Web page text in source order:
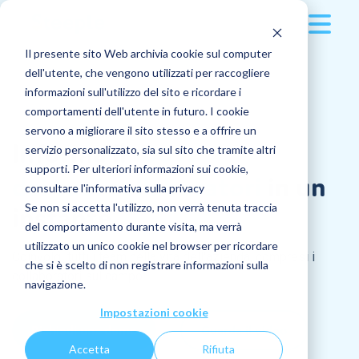
Il presente sito Web archivia cookie sul computer
dell'utente, che vengono utilizzati per raccogliere
informazioni sull'utilizzo del sito e ricordare i
comportamenti dell'utente in futuro. I cookie
servono a migliorare il sito stesso e a offrire un
servizio personalizzato, sia sul sito che tramite altri
supporti. Per ulteriori informazioni sui cookie,
consultare l'informativa sulla privacy
Se non si accetta l'utilizzo, non verrà tenuta traccia
del comportamento durante visita, ma verrà
utilizzato un unico cookie nel browser per ricordare
che si è scelto di non registrare informazioni sulla
navigazione.
Impostazioni cookie
Accetta Rifiuta
Soluzione
Multidevice
Applicazioni
Pubblicazioni
Messaggistica
Docs
Funzionalità
Clienti
Referenze dei clienti
Manifatturiero
Edilizia e costruzioni
GDO
Scopri tutto
Prezzi
Risorse
Ultimi articoli
Scoprire
Azienda: come fare per cambiare lavoro?
Azienda
L'azienda
Richiedi una demo
Informa il100%
deituoicollaboratori
in un
instante
Coinvolgi tutti i team nella vita dell'azienda, compresi i
collaboratori sul campo.
Richiedi una demo Guarda il video